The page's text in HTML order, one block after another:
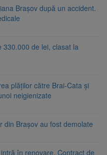
Brașov după un accident.
330.000 de lei, clasat la
plăților către Brai-Cata și
neigienizate
din Brașov au fost demolate
în renovare. Contract de